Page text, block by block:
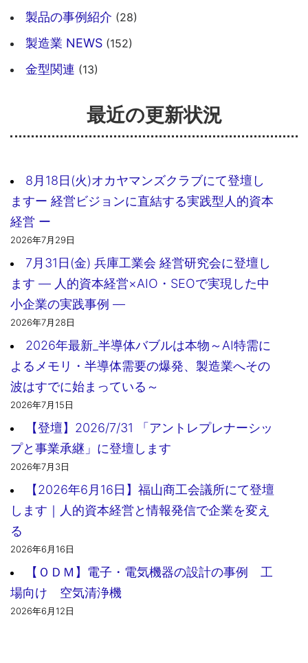
製品の事例紹介 (28)
製造業 NEWS (152)
金型関連 (13)
最近の更新状況
8月18日(火)オカヤマンズクラブにて登壇し
ますー 経営ビジョンに直結する実践型人的資本
経営 ー
2026年7月29日
7月31日(金) 兵庫工業会 経営研究会に登壇し
ます ― 人的資本経営×AIO・SEOで実現した中
小企業の実践事例 ―
2026年7月28日
2026年最新_半導体バブルは本物～AI特需に
よるメモリ・半導体需要の爆発、製造業へその
波はすでに始まっている～
2026年7月15日
【登壇】2026/7/31 「アントレプレナーシッ
プと事業承継」に登壇します
2026年7月3日
【2026年6月16日】福山商工会議所にて登壇
します｜人的資本経営と情報発信で企業を変え
る
2026年6月16日
【ＯＤＭ】電子・電気機器の設計の事例 工
場向け 空気清浄機
2026年6月12日